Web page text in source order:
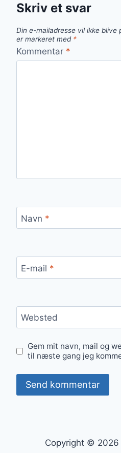
Skriv et svar
Din e-mailadresse vil ikke blive
er markeret med *
Kommentar *
Navn *
E-mail *
Websted
Gem mit navn, mail og
til næste gang jeg
Copyright ©